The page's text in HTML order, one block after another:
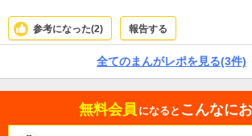
参考になった(2) 報告する
全てのまんがレポを見る(3件)
無料会員 になると こんなに